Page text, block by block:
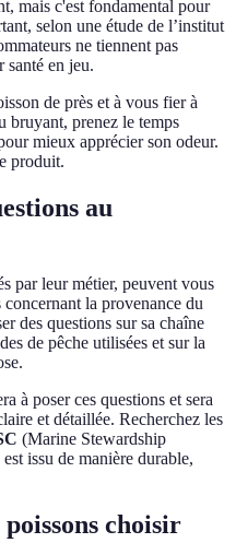
mais c'est fondamental pour
selon une étude de l’institut
ne tiennent pas
santé en jeu.
de près et à vous fier à
bruyant, prenez le temps
mieux apprécier son odeur.
produit.
au
par leur métier, peuvent vous
la provenance du
des questions sur sa chaîne
de pêche utilisées et sur la
à poser ces questions et sera
et détaillée. Recherchez les
(Marine Stewardship
issu de manière durable,
choisir